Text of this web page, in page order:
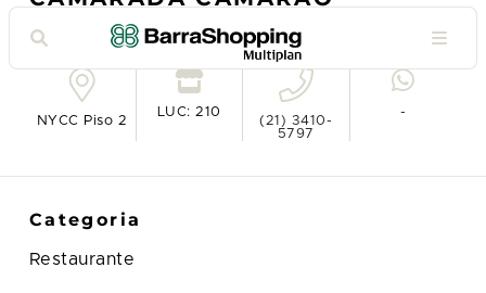
Ver no mapa
NYCC Piso 2
LUC: 210
(21) 3410-
5797
-
Categoria
Restaurante